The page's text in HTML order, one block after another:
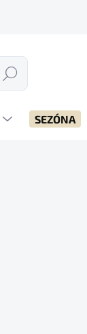
Hledat
SEZÓNA